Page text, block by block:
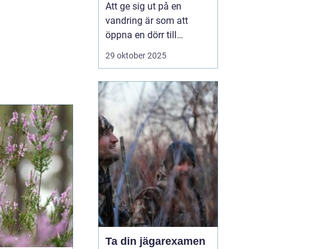
Att ge sig ut på en
vandring är som att
öppna en dörr till
naturens hemligheter.
aktivitet med mentalt
välbefinnande, och
hjälper deltagarna att
återknyta bandet med ...
29 oktober 2025
Ta din jägarexamen